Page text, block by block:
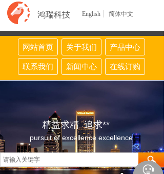
鸿瑞科技 English 简体中文
网站首页 关于我们 产品中心
联系我们 新闻中心 在线订购
精益求精 追求**
pursuit of excellence excellence